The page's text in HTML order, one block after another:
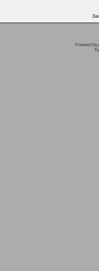
Powered by